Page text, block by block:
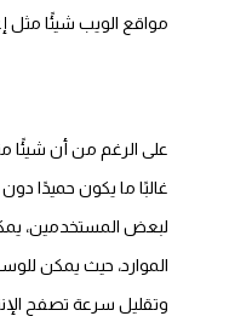
مواقع الويب شيئًا مثل
على الرغم من أن شيئًا
غالبًا ما يكون حميدًا
لبعض المستخدمين،
الموارد، حيث يمكن
وتقليل سرعة تصفح